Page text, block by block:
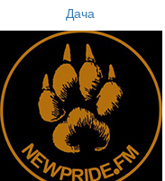
Дача